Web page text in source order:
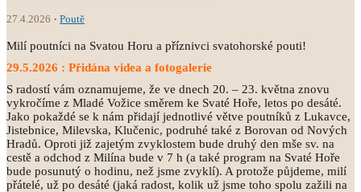
27.4.2026 Poutě
Milí poutníci na Svatou Horu a příznivci svatohorské pouti!
29.5.2026 : Přidána videa a fotogalerie
S radostí vám oznamujeme, že ve dnech 20. – 23. května znovu
vykročíme z Mladé Vožice směrem ke Svaté Hoře, letos po desáté.
Jako pokaždé se k nám přidají jednotlivé větve poutníků z Lukavce,
Jistebnice, Milevska, Klučenic, podruhé také z Borovan od Nových
Hradů. Oproti již zajetým zvyklostem bude druhý den mše sv. na
cestě a odchod z Milína bude v 7 h (a také program na Svaté Hoře
bude posunutý o hodinu, než jsme zvyklí). A protože půjdeme, milí
přátelé, už po desáté (jaká radost, kolik už jsme toho spolu zažili na